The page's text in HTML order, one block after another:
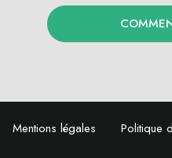
Mentions légales Politique